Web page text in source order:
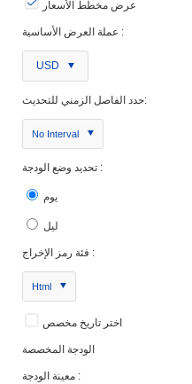
عرض مخطط الأسعار
عملة العرض الأساسية :
USD
حدد الفاصل الزمني للتحديث:
No Interval
تحديد وضع الودجة :
يوم
ليل
فئة رمز الإخراج :
Html
اختر تاريخ مخصص
الودجة المخصصة
معينة الودجة :